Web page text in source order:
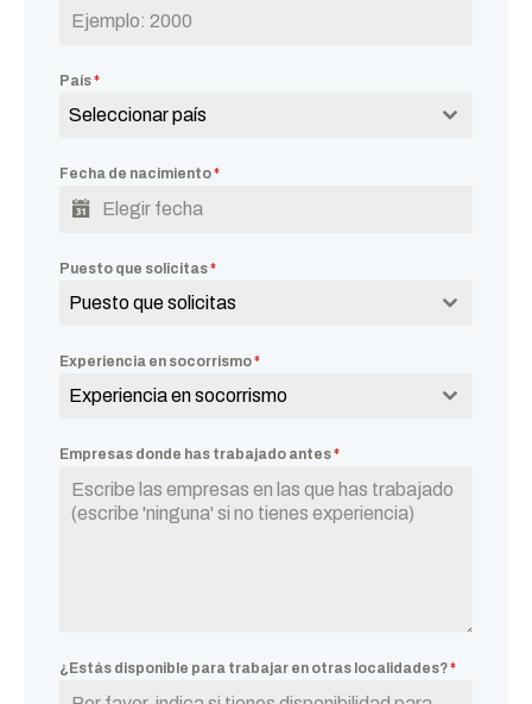
País*
Seleccionar país
Fecha de nacimiento*
Puesto que solicitas*
Puesto que solicitas
Experiencia en socorrismo*
Experiencia en socorrismo
Empresas donde has trabajado antes*
¿Estás disponible para trabajar en otras localidades?*